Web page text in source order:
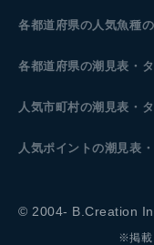
各都道府県の人気魚種
各都道府県の潮見表 ・
人気市町村の潮見表・
人気ポイントの潮見表
© 2004- B.Creation
※掲載